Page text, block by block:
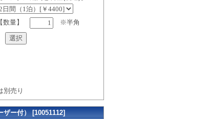
【数量】 ※半角
別売り
ザー付） [10051112]